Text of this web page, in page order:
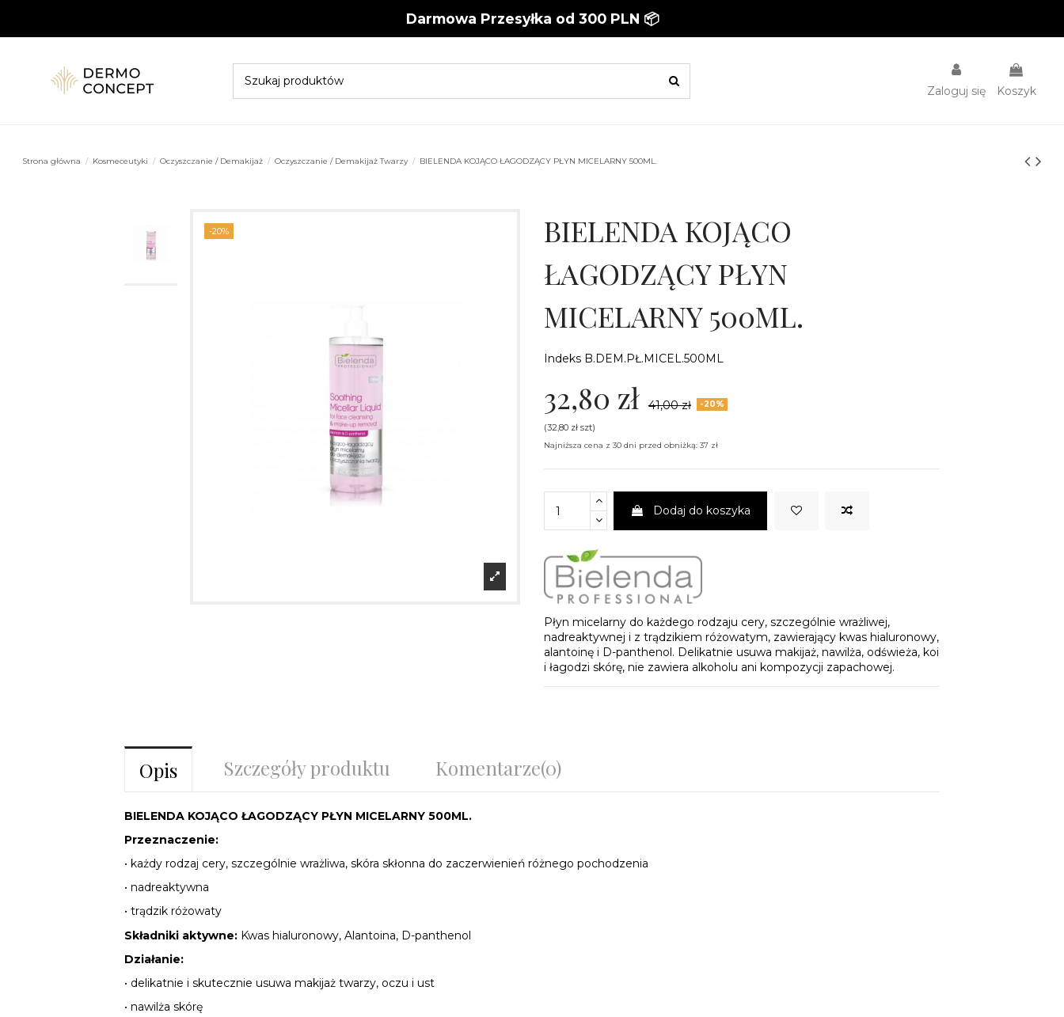
Darmowa Przesyłka od 300 PLN 📦
Zaloguj się Koszyk
Strona główna Kosmeceutyki Oczyszczanie / Demakijaż Oczyszczanie / Demakijaż Twarzy BIELENDA KOJĄCO ŁAGODZĄCY PŁYN MICELARNY 500ML.
-20%
BIELENDA KOJĄCO
ŁAGODZĄCY PŁYN
MICELARNY 500ML.
Indeks B.DEM.PŁ.MICEL.500ML
32,80 zł 41,00 zł -20%
(32,80 zł szt)
Najniższa cena z 30 dni przed obniżką: 37 zł
Dodaj do koszyka
Płyn micelarny do każdego rodzaju cery, szczególnie wrażliwej,
nadreaktywnej i z trądzikiem różowatym, zawierający kwas hialuronowy,
alantoinę i D-panthenol. Delikatnie usuwa makijaż, nawilża, odświeża, koi
i łagodzi skórę, nie zawiera alkoholu ani kompozycji zapachowej.
Opis Szczegóły produktu Komentarze(0)
BIELENDA KOJĄCO ŁAGODZĄCY PŁYN MICELARNY 500ML.
Przeznaczenie:
• każdy rodzaj cery, szczególnie wrażliwa, skóra skłonna do zaczerwienień różnego pochodzenia
• nadreaktywna
• trądzik różowaty
Składniki aktywne: Kwas hialuronowy, Alantoina, D-panthenol
Działanie:
• delikatnie i skutecznie usuwa makijaż twarzy, oczu i ust
• nawilża skórę